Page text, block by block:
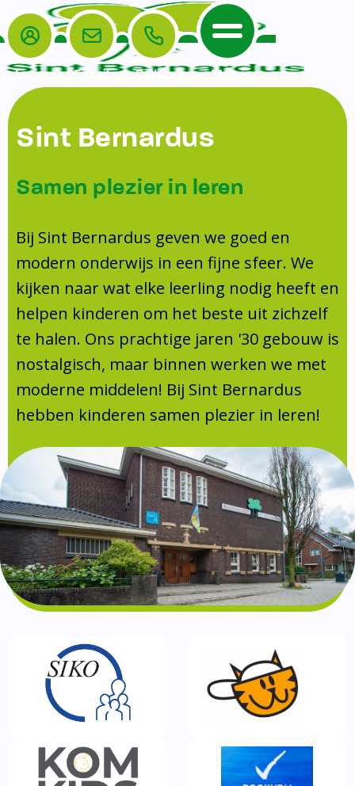
Home
De School
Veiligheidsplan
Onderwijs
Leerlingenraad
Leerlingenzorg
Doorstroomtoets
Jeugdprofessional op school
Centrum Jeugd en Gezin
Schoollogopedie
schoolondersteuningsprofiel
Schooltijden
Absentie
Vakanties
Aanmelden
Schoolgids
Gezonde school
Kinderopvang
BSO
Routebeschrijving
Privacy
Het Team
Ouders
Ouders
TussenSchoolse Opvang (TSO)
Ouderraad (OR)
Medezeggenschapsraad (MR)
Formulieren
Klachtenregeling
Contact
Login E-mail Bellen Menu
Sint Bernardus
Samen plezier in leren
Bij Sint Bernardus geven we goed en
modern onderwijs in een fijne sfeer. We
kijken naar wat elke leerling nodig heeft en
helpen kinderen om het beste uit zichzelf
te halen. Ons prachtige jaren '30 gebouw is
nostalgisch, maar binnen werken we met
moderne middelen! Bij Sint Bernardus
hebben kinderen samen plezier in leren!